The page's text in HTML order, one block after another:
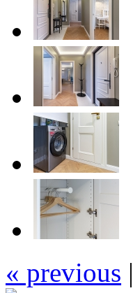
« previous |